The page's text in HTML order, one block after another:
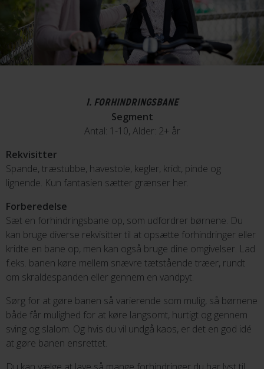
1. FORHINDRINGSBANE
Segment
Antal: 1-10, Alder: 2+ år
Rekvisitter
Spande, træstubbe, havestole, kegler, kridt, pinde og
lignende. Kun fantasien sætter grænser her.
Forberedelse
Sæt en forhindringsbane op, som udfordrer børnene. Du
kan bruge diverse rekvisitter til at opsætte forhindringer eller
kridte en bane op, men kan også bruge dine omgivelser. Lad
f.eks. banen køre mellem snævre tætstående træer, rundt
om skraldespanden eller gennem en vandpyt.
Sørg for at gøre banen så varierende som mulig, så børnene
både får mulighed for at køre langsomt, hurtigt og gennem
sving og slalom. Og hvis du vil undgå kaos, er det en god idé
at gøre banen ensrettet.